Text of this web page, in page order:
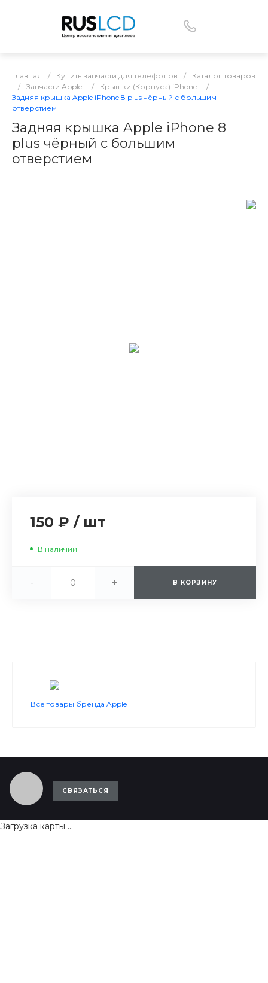
Главная / Купить запчасти для телефонов /
Каталог товаров
/
Запчасти Apple / Крышки (Корпуса) iPhone
/
Задняя крышка Apple iPhone 8 plus чёрный с большим
отверстием
Задняя крышка Apple iPhone 8
plus чёрный с большим
отверстием
150 ₽ / шт
В наличии
- + В КОРЗИНУ
Все товары бренда Apple
СВЯЗАТЬСЯ
Загрузка карты ...